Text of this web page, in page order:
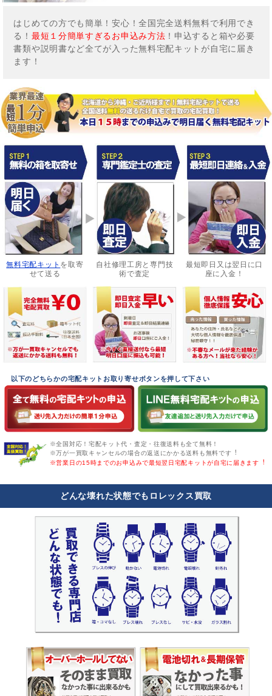
はじめての方でも簡単！安心！全国完全送料無料で利用でき
る！ 最短１分簡単すぎるお申込み方法 ！申込すると箱や必要
書類や説明書など全てが入った無料宅配キットが自宅に届き
ます！
無料宅配キット を取寄
せて送る
自社修理工房と専門技
術で査定
最短即日又は翌日に口
座に入金！
以下のどちらかの宅配キットお取り寄せボタンを押して下さい
※全国対応！宅配キット代・査定・往復送料も全て無料！
※万が一買取キャンセルの場合の返送にかかる送料も無料です︕
※営業日の15時までのお申込みで最短翌日宅配キットが自宅に届きます︕
どんな壊れた状態でもロレックス買取